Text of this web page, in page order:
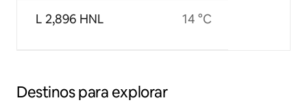
L 2,896 HNL 14 °C
Destinos para explorar